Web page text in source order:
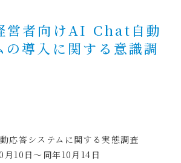
営者向けAI Chat自動
の導入に関する意識調
応答システムに関する実態調査
10日～同年10月14日